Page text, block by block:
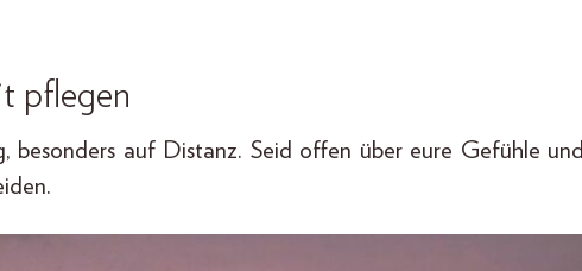
pflegen
besonders auf Distanz. Seid offen über eure Gefühle und